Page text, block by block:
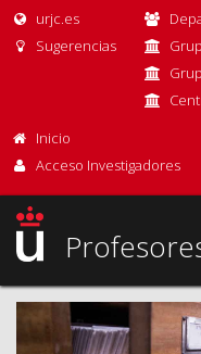
urjc.es
Sugerencias
Inicio
Acceso Investigadores